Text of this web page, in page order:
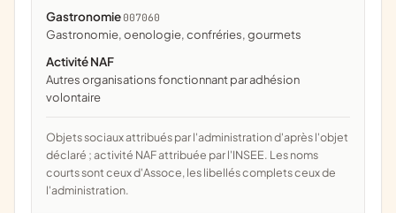
Gastronomie 007060
gastronomie, oenologie, confréries, gourmets
Activité NAF
Autres organisations fonctionnant par adhésion
volontaire
Objets sociaux attribués par l'administration d'après l'objet
déclaré ; activité NAF attribuée par l'INSEE. Les noms
courts sont ceux d'Assoce, les libellés complets ceux de
l'administration.